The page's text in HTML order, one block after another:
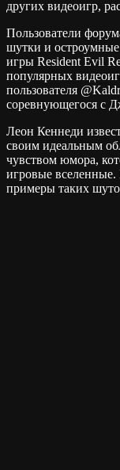
других видеоигр,
Пользователи
шутки и
игры Resident Evil
популярных
пользователя
соревнующегося с
Леон Кеннеди
своим идеальным
чувством юмора,
игровые
примеры таких